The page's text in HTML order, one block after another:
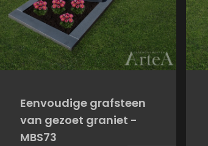
Eenvoudige grafsteen
van gezoet graniet -
MBS73